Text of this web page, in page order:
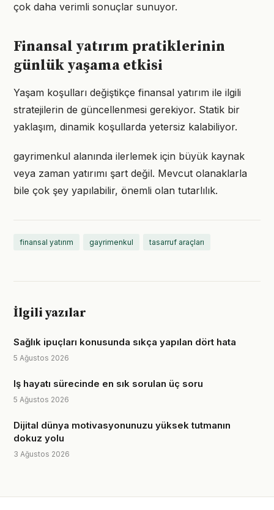
çok daha verimli sonuçlar sunuyor.
Finansal yatırım pratiklerinin
günlük yaşama etkisi
Yaşam koşulları değiştikçe finansal yatırım ile ilgili
stratejilerin de güncellenmesi gerekiyor. Statik bir
yaklaşım, dinamik koşullarda yetersiz kalabiliyor.
gayrimenkul alanında ilerlemek için büyük kaynak
veya zaman yatırımı şart değil. Mevcut olanaklarla
bile çok şey yapılabilir, önemli olan tutarlılık.
finansal yatırım gayrimenkul tasarruf araçları
İlgili yazılar
Sağlık ipuçları konusunda sıkça yapılan dört hata
5 Ağustos 2026
Iş hayatı sürecinde en sık sorulan üç soru
5 Ağustos 2026
Dijital dünya motivasyonunuzu yüksek tutmanın
dokuz yolu
3 Ağustos 2026